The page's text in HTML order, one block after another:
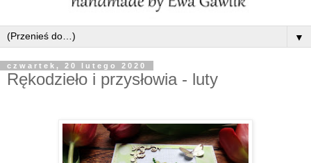
▼
czwartek, 20 lutego 2020
Rękodzieło i przysłowia - luty